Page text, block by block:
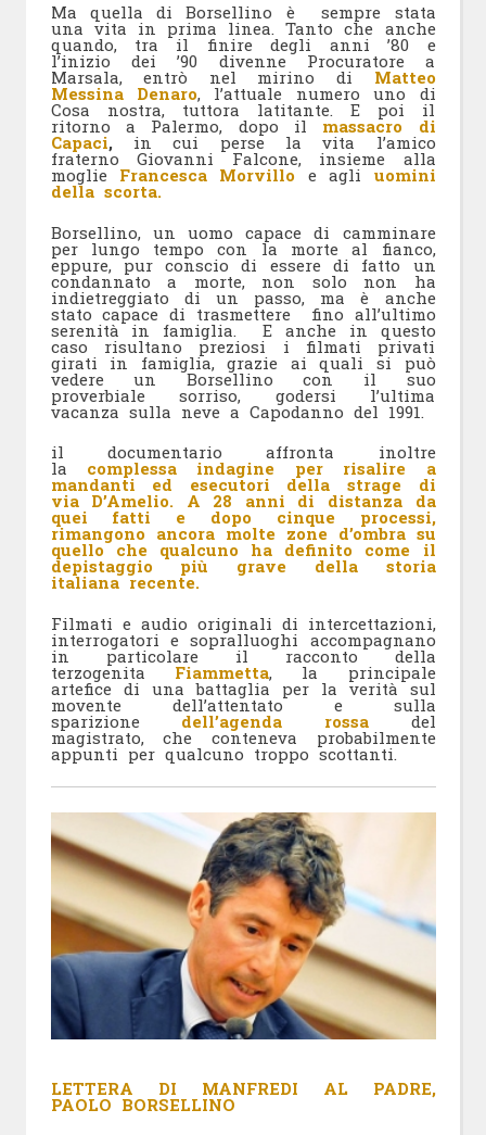
Ma quella di Borsellino è sempre stata
una vita in prima linea. Tanto che anche
quando, tra il finire degli anni ’80 e
l’inizio dei ’90 divenne Procuratore a
Marsala, entrò nel mirino di Matteo
Messina Denaro, l’attuale numero uno di
Cosa nostra, tuttora latitante. E poi il
ritorno a Palermo, dopo il massacro di
Capaci,in cui perse la vita l’amico
fraterno Giovanni Falcone, insieme alla
moglie Francesca Morvillo e agli uomini
della scorta.
Borsellino, un uomo capace di camminare
per lungo tempo con la morte al fianco,
eppure, pur conscio di essere di fatto un
condannato a morte, non solo non ha
indietreggiato di un passo, ma è anche
stato capace di trasmettere fino all’ultimo
serenità in famiglia. E anche in questo
caso risultano preziosi i filmati privati
girati in famiglia, grazie ai quali si può
vedere un Borsellino con il suo
proverbiale sorriso, godersi l’ultima
vacanza sulla neve a Capodanno del 1991.
il documentario affronta inoltre
la complessa indagine per risalire a
mandanti ed esecutori della strage di
via D’Amelio. A 28 anni di distanza da
quei fatti e dopo cinque processi,
rimangono ancora molte zone d’ombra su
quello che qualcuno ha definito come il
depistaggio più grave della storia
italiana recente.
Filmati e audio originali di intercettazioni,
interrogatori e sopralluoghi accompagnano
in particolare il racconto della
terzogenita Fiammetta, la principale
artefice di una battaglia per la verità sul
movente dell’attentato e sulla
sparizione dell’agenda rossa del
magistrato, che conteneva probabilmente
appunti per qualcuno troppo scottanti.
LETTERA DI MANFREDI AL PADRE,
PAOLO BORSELLINO